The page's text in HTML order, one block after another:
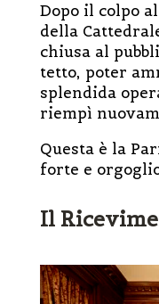
Dopo il colpo
della
chiusa al
tetto, poter
splendida
riempì
Questa è la
forte e
Il